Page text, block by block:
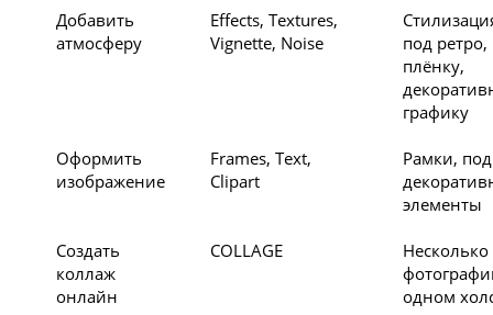
Добавить
атмосферу
Effects, Textures,
Vignette, Noise
под ретро,
плёнку,
графику
Оформить
изображение
Frames, Text,
Clipart
Рамки,
элементы
Создать
коллаж
онлайн
COLLAGE
Несколько
одном